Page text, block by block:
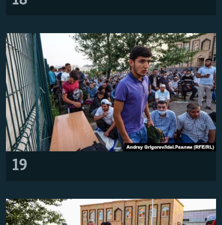
19